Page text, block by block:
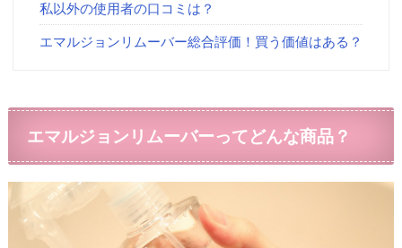
私以外の使用者の口コミは？
エマルジョンリムーバー総合評価！買う価値はある？
エマルジョンリムーバーってどんな商品？